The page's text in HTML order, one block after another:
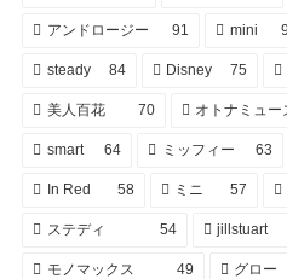
アンドロージー 91 mini
steady 84 Disney 75
美人百花 70 オトナミュー
smart 64 ミッフィー 63
In Red 58 ミニ 57
ステディ 54 jillstuart
モノマックス 49 グロー